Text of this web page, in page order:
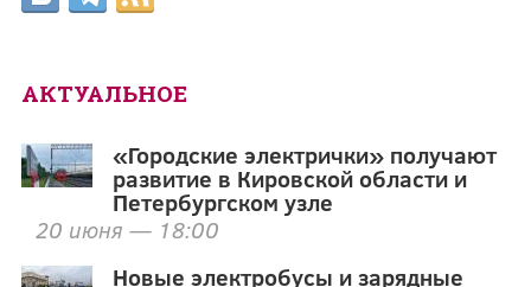
АКТУАЛЬНОЕ
«Городские электрички» получают
развитие в Кировской области и
Петербургском узле
20 июня — 18:00
Новые электробусы и зарядные